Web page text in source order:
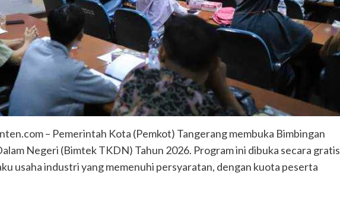
– Pemerintah Kota (Pemkot) Tangerang membuka Bimbingan
Negeri (Bimtek TKDN) Tahun 2026. Program ini dibuka secara gratis
usaha industri yang memenuhi persyaratan, dengan kuota peserta